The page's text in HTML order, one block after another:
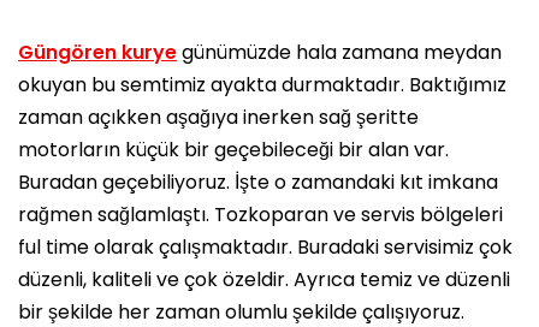
Güngören kuryegünümüzde hala zamana meydan
okuyan bu semtimiz ayakta durmaktadır. Baktığımız
zaman açıkken aşağıya inerken sağ şeritte
motorların küçük bir geçebileceği bir alan var.
Buradan geçebiliyoruz. İşte o zamandaki kıt imkana
rağmen sağlamlaştı. Tozkoparan ve servis bölgeleri
ful time olarak çalışmaktadır. Buradaki servisimiz çok
düzenli, kaliteli ve çok özeldir. Ayrıca temiz ve düzenli
bir şekilde her zaman olumlu şekilde çalışıyoruz.